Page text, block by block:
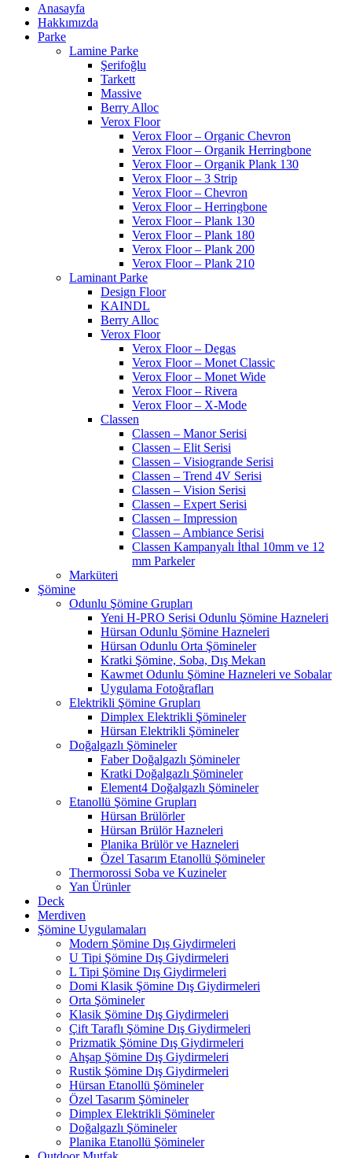
Anasayfa
Hakkımızda
Parke
Lamine Parke
Şerifoğlu
Tarkett
Massive
Berry Alloc
Verox Floor
Verox Floor – Organic Chevron
Verox Floor – Organik Herringbone
Verox Floor – Organik Plank 130
Verox Floor – 3 Strip
Verox Floor – Chevron
Verox Floor – Herringbone
Verox Floor – Plank 130
Verox Floor – Plank 180
Verox Floor – Plank 200
Verox Floor – Plank 210
Laminant Parke
Design Floor
KAINDL
Berry Alloc
Verox Floor
Verox Floor – Degas
Verox Floor – Monet Classic
Verox Floor – Monet Wide
Verox Floor – Rivera
Verox Floor – X-Mode
Classen
Classen – Manor Serisi
Classen – Elit Serisi
Classen – Visiogrande Serisi
Classen – Trend 4V Serisi
Classen – Vision Serisi
Classen – Expert Serisi
Classen – Impression
Classen – Ambiance Serisi
Classen Kampanyalı İthal 10mm ve 12
mm Parkeler
Marküteri
Şömine
Odunlu Şömine Grupları
Yeni H-PRO Serisi Odunlu Şömine Hazneleri
Hürsan Odunlu Şömine Hazneleri
Hürsan Odunlu Orta Şömineler
Kratki Şömine, Soba, Dış Mekan
Kawmet Odunlu Şömine Hazneleri ve Sobalar
Uygulama Fotoğrafları
Elektrikli Şömine Grupları
Dimplex Elektrikli Şömineler
Hürsan Elektrikli Şömineler
Doğalgazlı Şömineler
Faber Doğalgazlı Şömineler
Kratki Doğalgazlı Şömineler
Element4 Doğalgazlı Şömineler
Etanollü Şömine Grupları
Hürsan Brülörler
Hürsan Brülör Hazneleri
Planika Brülör ve Hazneleri
Özel Tasarım Etanollü Şömineler
Thermorossi Soba ve Kuzineler
Yan Ürünler
Deck
Merdiven
Şömine Uygulamaları
Modern Şömine Dış Giydirmeleri
U Tipi Şömine Dış Giydirmeleri
L Tipi Şömine Dış Giydirmeleri
Domi Klasik Şömine Dış Giydirmeleri
Orta Şömineler
Klasik Şömine Dış Giydirmeleri
Çift Taraflı Şömine Dış Giydirmeleri
Prizmatik Şömine Dış Giydirmeleri
Ahşap Şömine Dış Giydirmeleri
Rustik Şömine Dış Giydirmeleri
Hürsan Etanollü Şömineler
Özel Tasarım Şömineler
Dimplex Elektrikli Şömineler
Doğalgazlı Şömineler
Planika Etanollü Şömineler